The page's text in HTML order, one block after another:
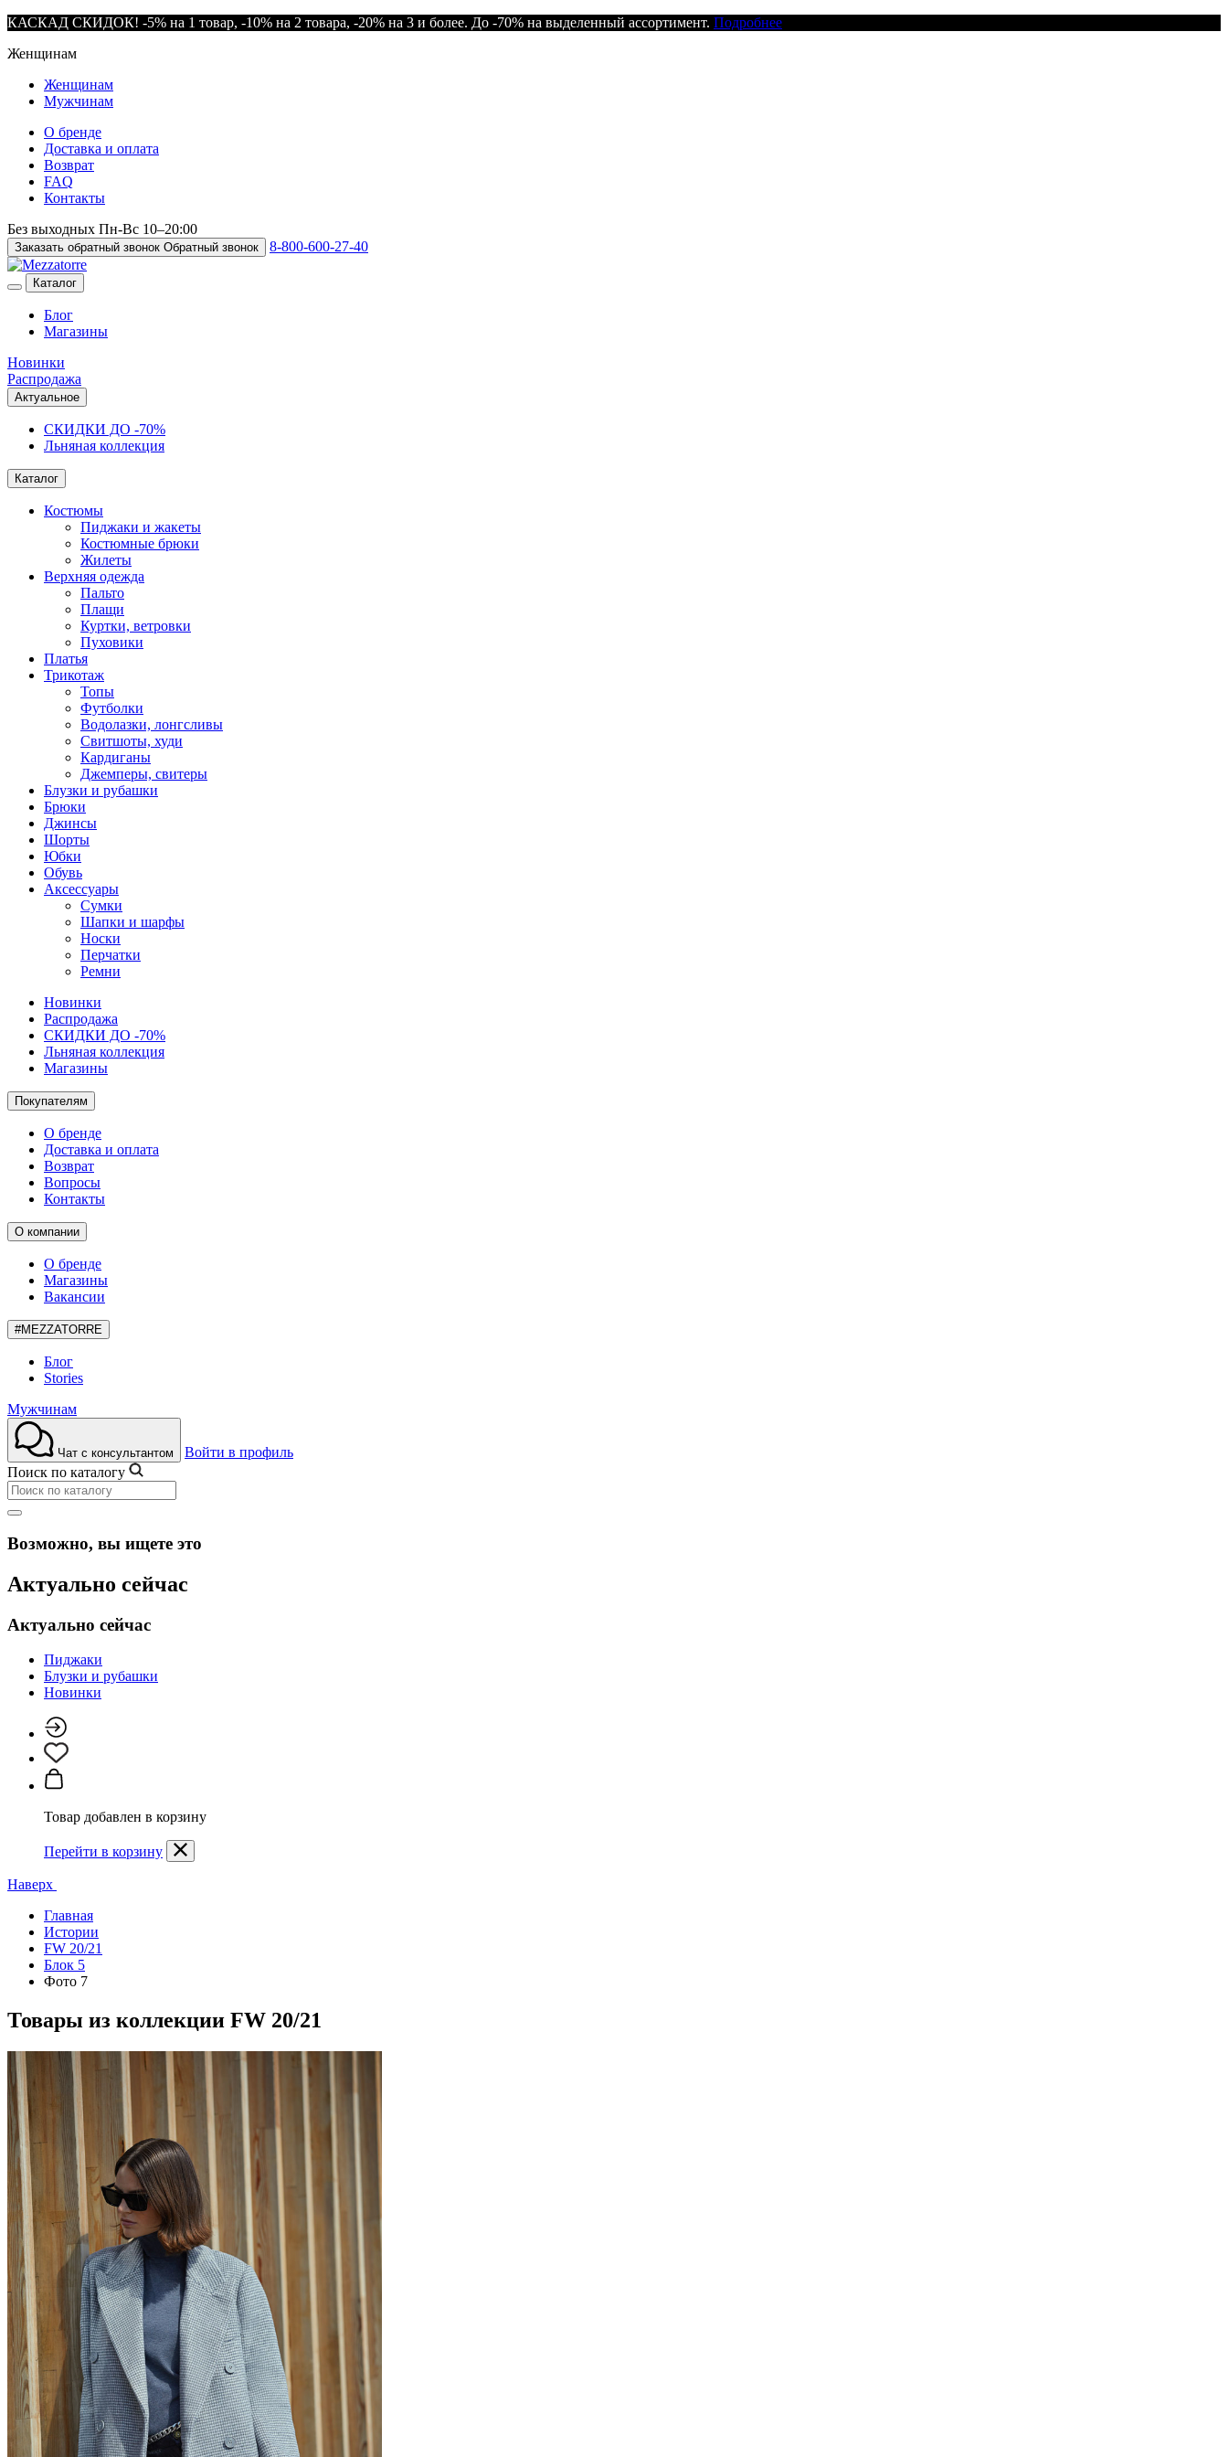
КАСКАД СКИДОК! -5% на 1 товар, -10% на 2 товара, -20% на 3 и более. До -70% на выделенный ассортимент. Подробнее
Женщинам
Женщинам
Мужчинам
О бренде
Доставка и оплата
Возврат
FAQ
Контакты
Без выходных Пн-Вс 10–20:00
Заказать обратный звонок Обратный звонок 8-800-600-27-40
Каталог
Блог
Магазины
Новинки
Распродажа
Актуальное
СКИДКИ ДО -70%
Льняная коллекция
Каталог
Костюмы
Пиджаки и жакеты
Костюмные брюки
Жилеты
Верхняя одежда
Пальто
Плащи
Куртки, ветровки
Пуховики
Платья
Трикотаж
Топы
Футболки
Водолазки, лонгсливы
Свитшоты, худи
Кардиганы
Джемперы, свитеры
Блузки и рубашки
Брюки
Джинсы
Шорты
Юбки
Обувь
Аксессуары
Сумки
Шапки и шарфы
Носки
Перчатки
Ремни
Новинки
Распродажа
СКИДКИ ДО -70%
Льняная коллекция
Магазины
Покупателям
О бренде
Доставка и оплата
Возврат
Вопросы
Контакты
О компании
О бренде
Магазины
Вакансии
#MEZZATORRE
Блог
Stories
Мужчинам
Чат с консультантом
Войти в профиль
Поиск по каталогу
Возможно, вы ищете это
Актуально сейчас
Актуально сейчас
Пиджаки
Блузки и рубашки
Новинки
Товар добавлен в корзину
Перейти в корзину
Наверх
Главная
Истории
FW 20/21
Блок 5
Фото 7
Товары из коллекции FW 20/21